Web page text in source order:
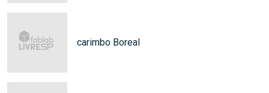
carimbo Boreal